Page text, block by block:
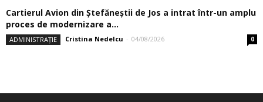
Cartierul Avion din Ştefăneştii de Jos a intrat într-un amplu
proces de modernizare a...
ADMINISTRAȚIE Cristina Nedelcu - 04/08/2026 0